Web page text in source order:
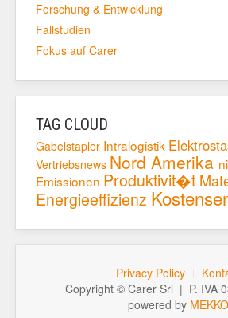
Forschung & Entwicklung
Fallstudien
Fokus auf Carer
TAG CLOUD
Gabelstapler Intralogistik
Vertriebsnews Nord Amerika
Emissionen Produktivit�t
Energieeffizienz
Privacy Policy
Copyright © Carer Srl | P. IVA
powered by MEKKO